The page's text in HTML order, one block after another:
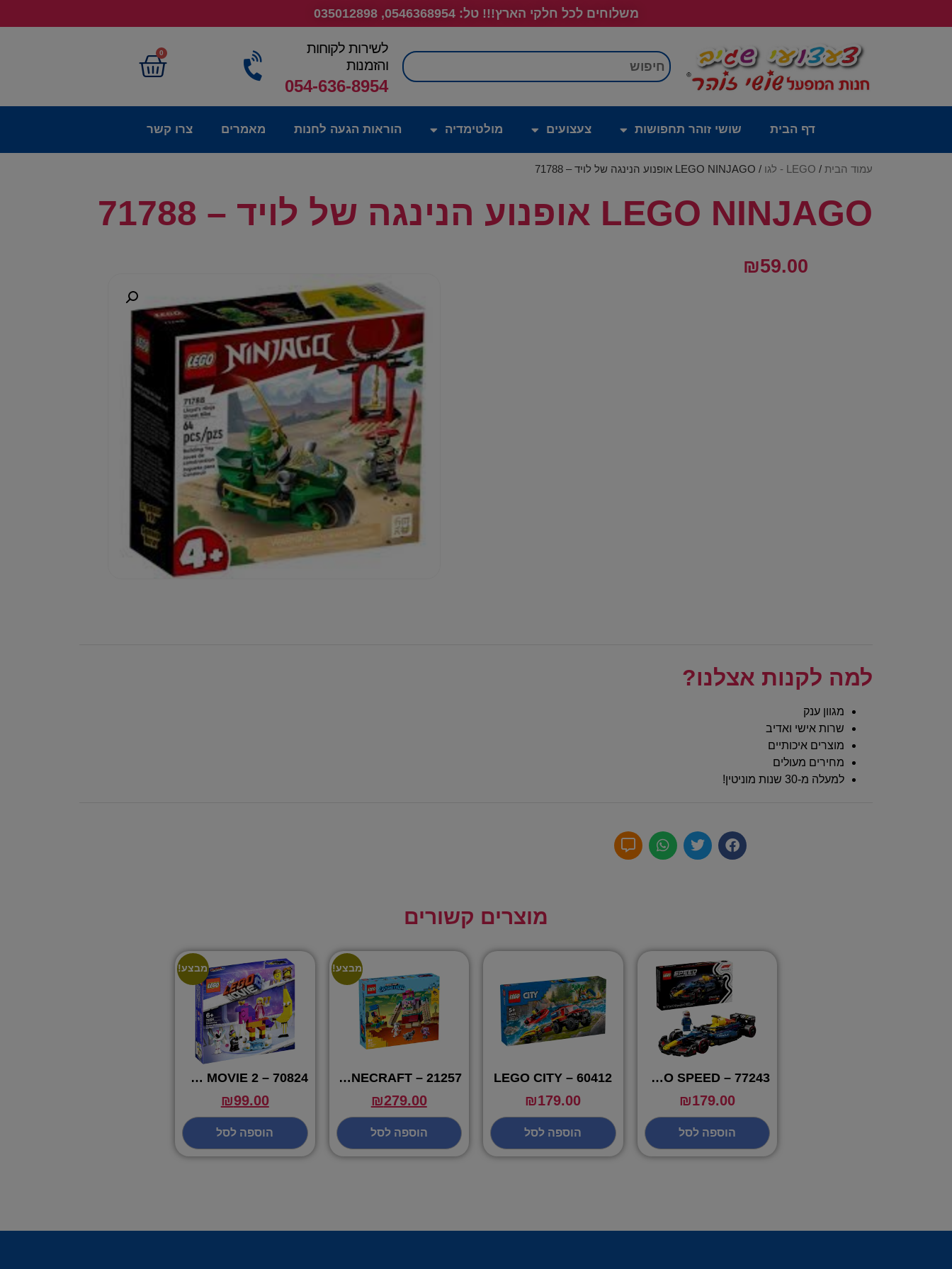
משלוחים לכל חלקי הארץ!!! טל: 0546368954, 035012898
חיפוש
לשירות לקוחות
והזמנות
054-636-8954
0
דף הבית שושי זוהר תחפושות צעצועים מולטימדיה הוראות הגעה לחנות מאמרים צרו קשר
עמוד הבית / LEGO - לגו / LEGO NINJAGO אופנוע הנינגה של לויד – 71788
LEGO NINJAGO אופנוע הנינגה של לויד – 71788
₪59.00
למה לקנות אצלנו?
מגוון ענק
שרות אישי ואדיב
מוצרים איכותיים
מחירים מעולים
למעלה מ-30 שנות מוניטין!
מוצרים קשורים
LEGO SPEED – 77243
₪179.00
הוספה לסל
60412 – LEGO CITY
₪179.00
הוספה לסל
מבצע!
21257 – LEGO MINECRAFT
₪279.00
הוספה לסל
מבצע!
LEGO MOVIE 2 – 70824
₪99.00
הוספה לסל